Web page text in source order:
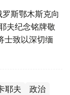
斯鄂木斯克向
夫纪念铭牌敬
士致以深切缅
耶夫 政治